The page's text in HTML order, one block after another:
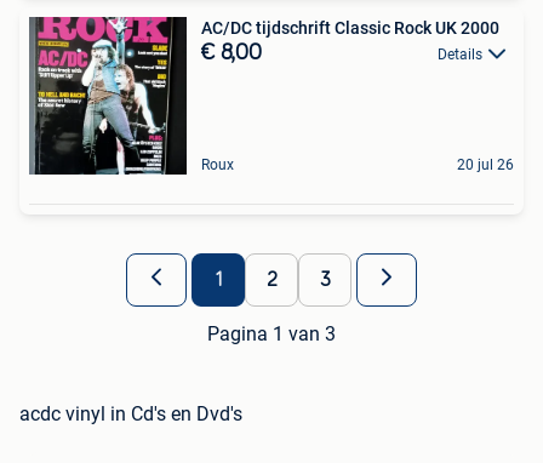
AC/DC tijdschrift Classic Rock UK 2000
€ 8,00 Details
Roux 20 jul 26
1 2 3
Pagina 1 van 3
acdc vinyl in Cd's en Dvd's